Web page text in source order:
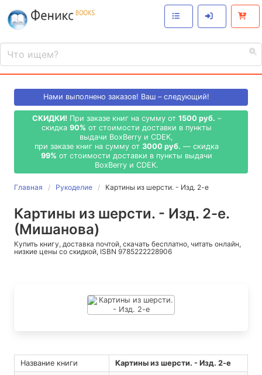
Нами выполнено заказов! Ваш – следующий!
СКИДКИ! При заказе книг на сумму от 1500 руб. –
скидка 90% от стоимости доставки в пункты
выдачи BoxBerry и CDEK,
при заказе книг на сумму от 3000 руб. — скидка
99% от стоимости доставки в пункты выдачи
BoxBerry и CDEK.
Главная Рукоделие Картины из шерсти. - Изд. 2-е
Картины из шерсти. - Изд. 2-е.
(Мишанова)
Купить книгу, доставка почтой, скачать бесплатно, читать онлайн,
низкие цены со скидкой, ISBN 9785222228906
Название книги
Картины из шерсти. - Изд. 2-е